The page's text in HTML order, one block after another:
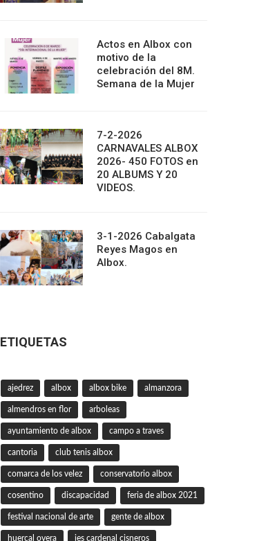
Actos en Albox con
motivo de la
celebración del 8M.
Semana de la Mujer
7-2-2026
CARNAVALES ALBOX
2026- 450 FOTOS en
20 ALBUMS Y 20
VIDEOS.
3-1-2026 Cabalgata
Reyes Magos en
Albox.
ETIQUETAS
ajedrez albox albox bike almanzora
almendros en flor arboleas
ayuntamiento de albox campo a traves
cantoria club tenis albox
comarca de los velez conservatorio albox
cosentino discapacidad feria de albox 2021
festival nacional de arte gente de albox
huercal overa ies cardenal cisneros